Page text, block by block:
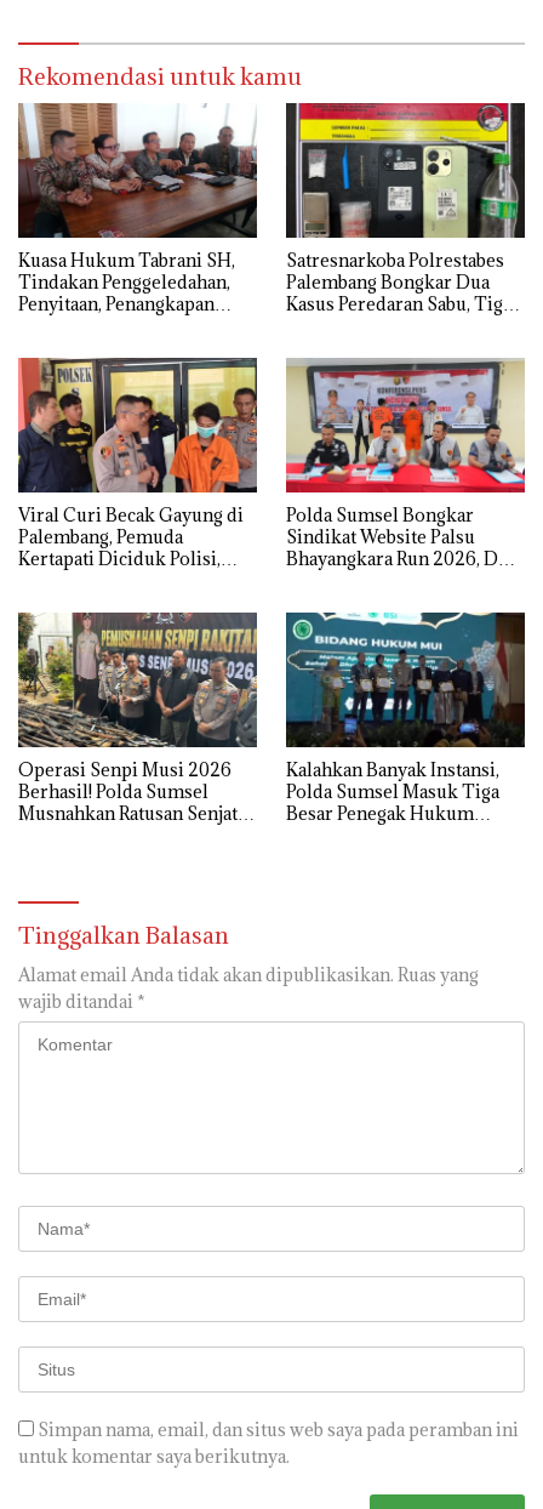
Rekomendasi untuk kamu
‎Kuasa Hukum Tabrani SH,
Tindakan Penggeledahan,
Penyitaan, Penangkapan
Melalui Mekanisme
Praperadilan
Satresnarkoba Polrestabes
Palembang Bongkar Dua
Kasus Peredaran Sabu, Tiga
Viral Curi Becak Gayung di
Palembang, Pemuda
Kertapati Diciduk Polisi,
Polda Sumsel Bongkar
Sindikat Website Palsu
Bhayangkara Run 2026, Dua
Operasi Senpi Musi 2026
Berhasil! Polda Sumsel
Musnahkan Ratusan Senjata
Kalahkan Banyak Instansi,
Polda Sumsel Masuk Tiga
Besar Penegak Hukum
Tinggalkan Balasan
Alamat email Anda tidak akan dipublikasikan. Ruas yang
wajib ditandai *
Simpan nama, email, dan situs web saya pada peramban ini
untuk komentar saya berikutnya.